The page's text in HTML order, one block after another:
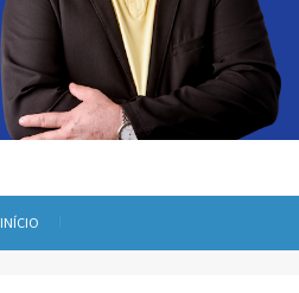
INÍCIO